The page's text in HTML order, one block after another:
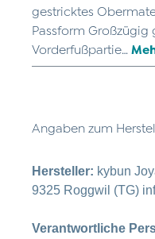
gestricktes
Passform Großzügig
Vorderfußpartie…
Angaben zum
Hersteller: kybun
9325 Roggwil (TG)
Verantwortliche